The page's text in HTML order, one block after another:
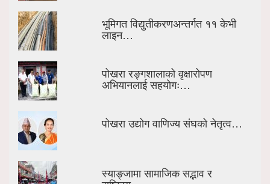
भूमिगत विद्युतीकरणअन्तर्गत ११ केभी
लाइन…
पोखरा रङ्गशालाको वृक्षारोपण
अभियानलाई सहयोगः…
पोखरा उद्योग वाणिज्य संघको नेतृत्व…
स्याङ्जामा सामाजिक सद्भाव र